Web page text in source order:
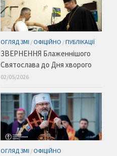
ОГЛЯД ЗМІ / ОФІЦІЙНО /ПУБЛІКАЦІЇ
ЗВЕРНЕННЯ Блаженнішого
Святослава до Дня хворого
02/05/2026
ОГЛЯД ЗМІ / ОФІЦІЙНО